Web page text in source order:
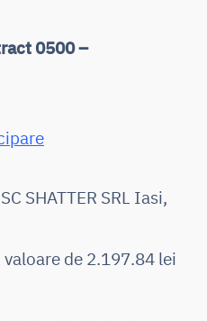
0500 –
SHATTER SRL Iasi,
de 2.197.84 lei